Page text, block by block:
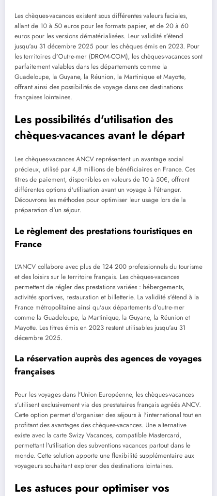
Les chèques-vacances existent sous différentes valeurs faciales,
allant de 10 à 50 euros pour les formats papier, et de 20 à 60
euros pour les versions dématérialisées. Leur validité s'étend
jusqu'au 31 décembre 2025 pour les chèques émis en 2023. Pour
les territoires d'Outre-mer (DROM-COM), les chèques-vacances sont
parfaitement valables dans les départements comme la
Guadeloupe, la Guyane, la Réunion, la Martinique et Mayotte,
offrant ainsi des possibilités de voyage dans ces destinations
françaises lointaines.
Les possibilités d'utilisation des
chèques-vacances avant le départ
Les chèques-vacances ANCV représentent un avantage social
précieux, utilisé par 4,8 millions de bénéficiaires en France. Ces
titres de paiement, disponibles en valeurs de 10 à 50€, offrent
différentes options d'utilisation avant un voyage à l'étranger.
Découvrons les méthodes pour optimiser leur usage lors de la
préparation d'un séjour.
Le règlement des prestations touristiques en
France
L'ANCV collabore avec plus de 124 200 professionnels du tourisme
et des loisirs sur le territoire français. Les chèques-vacances
permettent de régler des prestations variées : hébergements,
activités sportives, restauration et billetterie. La validité s'étend à la
France métropolitaine ainsi qu'aux départements d'outre-mer
comme la Guadeloupe, la Martinique, la Guyane, la Réunion et
Mayotte. Les titres émis en 2023 restent utilisables jusqu'au 31
décembre 2025.
La réservation auprès des agences de voyages
françaises
Pour les voyages dans l'Union Européenne, les chèques-vacances
s'utilisent exclusivement via des prestataires français agréés ANCV.
Cette option permet d'organiser des séjours à l'international tout en
profitant des avantages des chèques-vacances. Une alternative
existe avec la carte Swizy Vacances, compatible Mastercard,
permettant l'utilisation des subventions vacances partout dans le
monde. Cette solution apporte une flexibilité supplémentaire aux
voyageurs souhaitant explorer des destinations lointaines.
Les astuces pour optimiser vos